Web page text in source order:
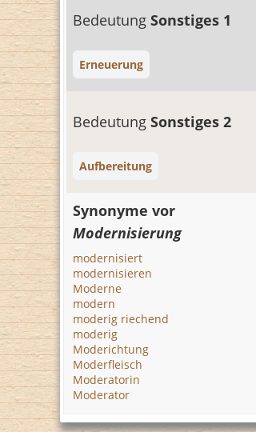
Bedeutung Sonstiges 1
Erneuerung
Bedeutung Sonstiges 2
Aufbereitung
Synonyme vor
Modernisierung
modernisiert
modernisieren
Moderne
modern
moderig riechend
moderig
Moderichtung
Moderfleisch
Moderatorin
Moderator